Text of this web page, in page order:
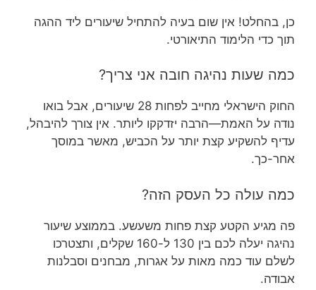
כן, בהחלט! אין שום בעיה להתחיל שיעורים ליד ההגה
תוך כדי הלימוד התיאורטי.
כמה שעות נהיגה חובה אני צריך?
החוק הישראלי מחייב לפחות 28 שיעורים, אבל בואו
נודה על האמת—הרבה יזדקקו ליותר. אין צורך להיבהל,
עדיף להשקיע קצת יותר על הכביש, מאשר במוסך
אחר-כך.
כמה עולה כל העסק הזה?
פה מגיע הקטע קצת פחות משעשע. בממוצע שיעור
נהיגה יעלה לכם בין 130 ל-160 שקלים, ותצטרכו
לשלם עוד כמה מאות על אגרות, מבחנים וסבלנות
אבודה.